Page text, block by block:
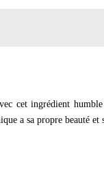
cet ingrédient
a sa propre beauté et